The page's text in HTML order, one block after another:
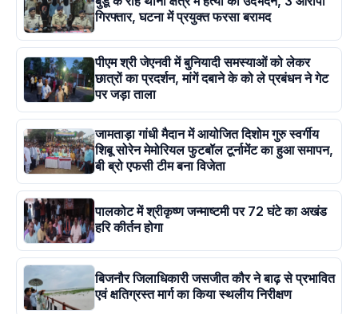
गिरफ्तार, घटना में प्रयुक्त फरसा बरामद
पीएम श्री जेएनवी में बुनियादी समस्याओं को लेकर
छात्रों का प्रदर्शन, मांगें दबाने के को ले प्रबंधन ने गेट
पर जड़ा ताला
जामताड़ा गांधी मैदान में आयोजित दिशोम गुरु स्वर्गीय
शिबू सोरेन मेमोरियल फुटबॉल टूर्नामेंट का हुआ समापन,
बी ब्रो एफसी टीम बना विजेता
पालकोट में श्रीकृष्ण जन्माष्टमी पर 72 घंटे का अखंड
हरि कीर्तन होगा
बिजनौर जिलाधिकारी जसजीत कौर ने बाढ़ से प्रभावित
एवं क्षतिग्रस्त मार्ग का किया स्थलीय निरीक्षण